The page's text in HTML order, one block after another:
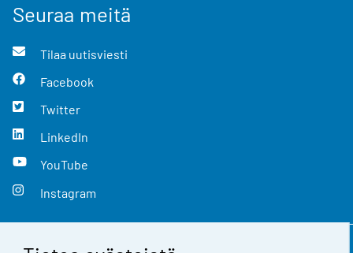
Seuraa meitä
Tilaa uutisviesti
Facebook
Twitter
LinkedIn
YouTube
Instagram